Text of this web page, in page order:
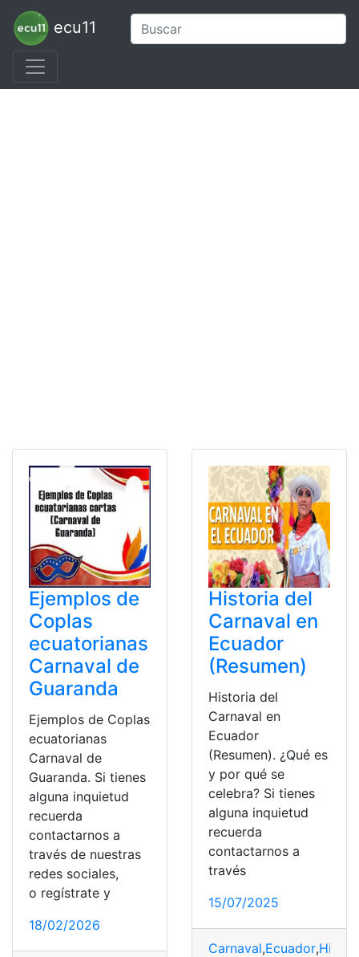
ecu11
Ejemplos de
Coplas
ecuatorianas
Carnaval de
Guaranda
Ejemplos de Coplas
ecuatorianas
Carnaval de
Guaranda. Si tienes
alguna inquietud
recuerda
contactarnos a
través de nuestras
redes sociales,
o regístrate y
18/02/2026
Historia del
Carnaval en
Ecuador
(Resumen)
Historia del
Carnaval en
Ecuador
(Resumen). ¿Qué es
y por qué se
celebra? Si tienes
alguna inquietud
recuerda
contactarnos a
través
15/07/2025
Carnaval,Ecuador,